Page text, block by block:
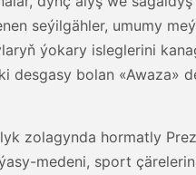
seýilgähler, umumy
ýokary isleglerini
desgasy bolan «Awaza»
zolagynda hormatly
medeni, sport